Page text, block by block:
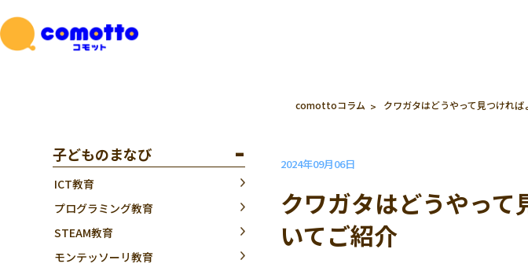
子どものまなび
ICT教育
プログラミング教育
STEAM教育
モンテッソーリ教育
comottoコラム クワガタはどうやって見つけれ
2024年09月06日
クワガタはどうやっ
いてご紹介